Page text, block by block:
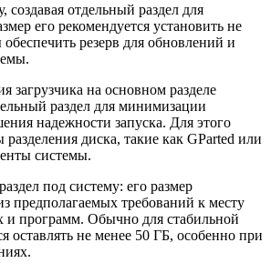
создавая отдельный раздел для
его рекомендуется установить не
резерв для обновлений и
загрузчика на основном разделе
раздел для минимизации
надежности запуска. Для этого
диска, такие как GParted или
системы.
под систему: его размер
предполагаемых требований к месту
и программ. Обычно для стабильной
оставлять не менее 50 ГБ, особенно при